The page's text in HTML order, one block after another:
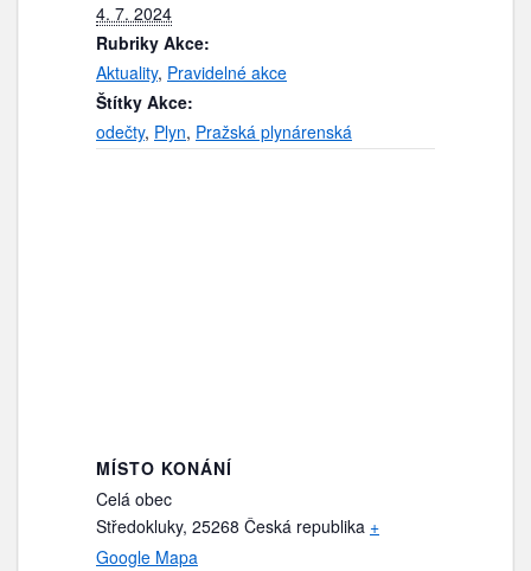
4. 7. 2024
Rubriky Akce:
Aktuality, Pravidelné akce
Štítky Akce:
odečty, Plyn, Pražská plynárenská
MÍSTO KONÁNÍ
Celá obec
Středokluky, 25268 Česká republika +
Google Mapa